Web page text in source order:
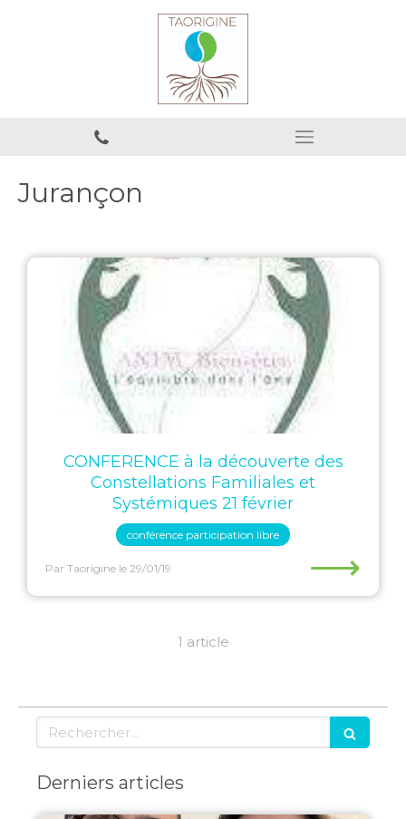
Jurançon
CONFERENCE à la découverte des
Constellations Familiales et
Systémiques 21 février
conférence participation libre
Par Taorigine le 29/01/19 ⟶
1 article
Rechercher
Derniers articles